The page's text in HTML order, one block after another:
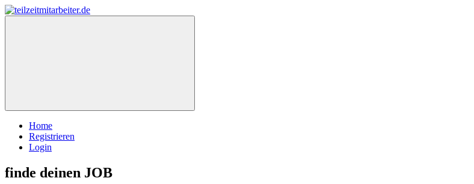
Home
Registrieren
Login
finde deinen JOB